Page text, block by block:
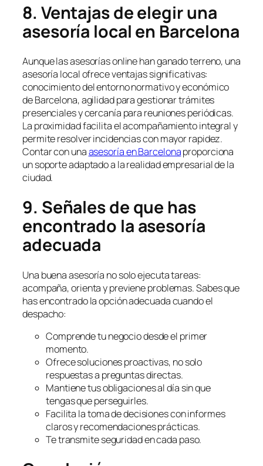
8. Ventajas de elegir una
asesoría local en Barcelona
Aunque las asesorías online han ganado terreno, una
asesoría local ofrece ventajas significativas:
conocimiento del entorno normativo y económico
de Barcelona, agilidad para gestionar trámites
presenciales y cercanía para reuniones periódicas.
La proximidad facilita el acompañamiento integral y
permite resolver incidencias con mayor rapidez.
Contar con unaasesoría en Barcelonaproporciona
un soporte adaptado a la realidad empresarial de la
ciudad.
9. Señales de que has
encontrado la asesoría
adecuada
Una buena asesoría no solo ejecuta tareas:
acompaña, orienta y previene problemas. Sabes que
has encontrado la opción adecuada cuando el
despacho:
Comprende tu negocio desde el primer
momento.
Ofrece soluciones proactivas, no solo
respuestas a preguntas directas.
Mantiene tus obligaciones al día sin que
tengas que perseguirles.
Facilita la toma de decisiones con informes
claros y recomendaciones prácticas.
Te transmite seguridad en cada paso.